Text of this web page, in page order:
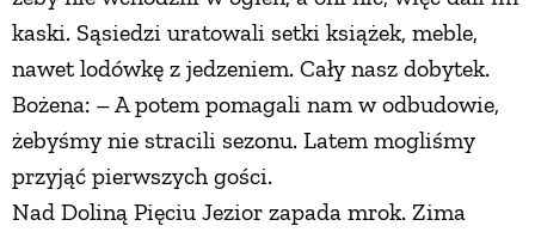
kaski. Sąsiedzi uratowali setki książek, meble,
nawet lodówkę z jedzeniem. Cały nasz dobytek.
Bożena: – A potem pomagali nam w odbudowie,
żebyśmy nie stracili sezonu. Latem mogliśmy
przyjąć pierwszych gości.
Nad Doliną Pięciu Jezior zapada mrok. Zima